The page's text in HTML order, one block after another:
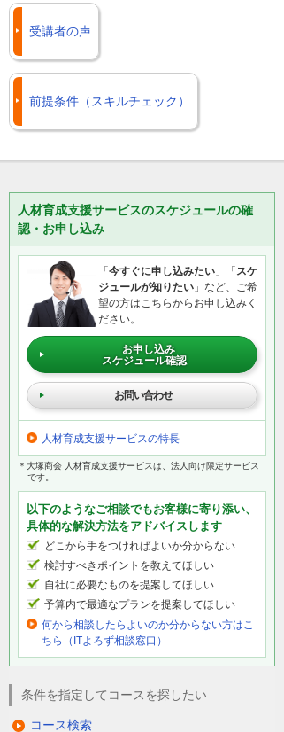
受講者の声
前提条件（スキルチェック）
人材育成支援サービスのスケジュールの確
認・お申し込み
「 今すぐに申し込みたい 」「 スケ
ジュールが知りたい 」など、ご希
望の方はこちらからお申し込みく
ださい。
お申し込み
スケジュール確認
お問い合わせ
人材育成支援サービスの特長
＊大塚商会 人材育成支援サービスは、法人向け限定サービス
です。
以下のようなご相談でもお客様に寄り添い、
具体的な解決方法をアドバイスします
どこから手をつければよいか分からない
検討すべきポイントを教えてほしい
自社に必要なものを提案してほしい
予算内で最適なプランを提案してほしい
何から相談したらよいのか分からない方はこ
ちら（ITよろず相談窓口）
条件を指定してコースを探したい
コース検索